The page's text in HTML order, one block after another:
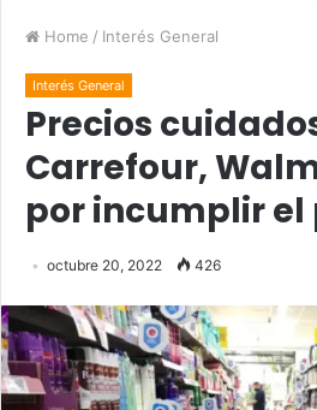
Home / Interés General
Interés General
Precios
Carrefour,
por incumplir
octubre 20, 2022 426